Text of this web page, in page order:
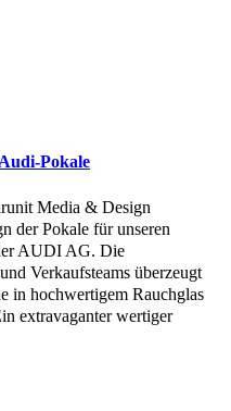
Pokale
Media & Design
der Pokale für unseren
AUDI AG. Die
Verkaufsteams überzeugt
in hochwertigem Rauchglas
extravaganter wertiger